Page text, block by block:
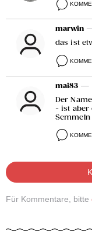
marwin
das ist
mai83 —
Der
- ist aber
Semmeln
Für Kommentare, bitte